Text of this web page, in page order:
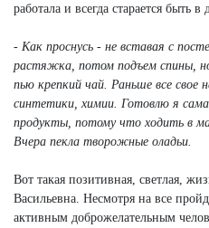
работала и всегда старается быть
- Как проснусь - не вставая с
растяжка, потом подъем спины,
пью крепкий чай. Раньше все свое
синтетики, химии. Готовлю я
продукты, потому что ходить в
Вчера пекла творожные оладьи.
Вот такая позитивная, светлая,
Васильевна. Несмотря на все
активным доброжелательным